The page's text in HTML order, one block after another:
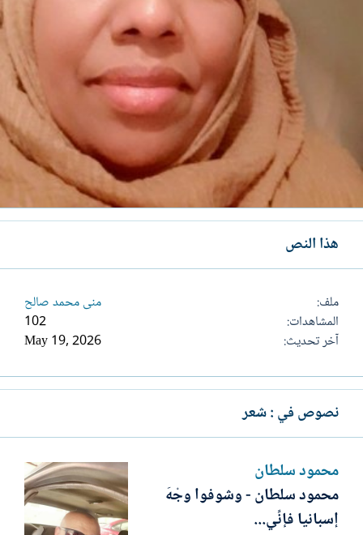
هذا النص
ملف
منى محمد صالح
المشاهدات
102
آخر تحديث
May 19, 2026
نصوص في : شعر
محمود سلطان
محمود سلطان - وشوفوا وجْهَ
إسبانيا فإنِّي...